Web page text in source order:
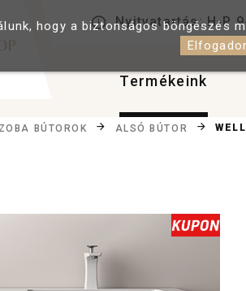
Nyitvatartás: H-P
Termékeink
BÚTOROK ALSÓ BÚTOR
hogy a biztonságos böngészés